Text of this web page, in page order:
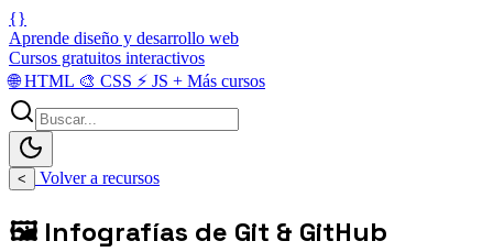
{}
Aprende diseño y desarrollo web
Cursos gratuitos interactivos
🌐HTML 🎨 CSS ⚡ JS + Más cursos
< Volver a recursos
🖼️ Infografías de Git & GitHub